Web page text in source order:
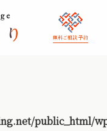
無料ご相談 予約
public_html/